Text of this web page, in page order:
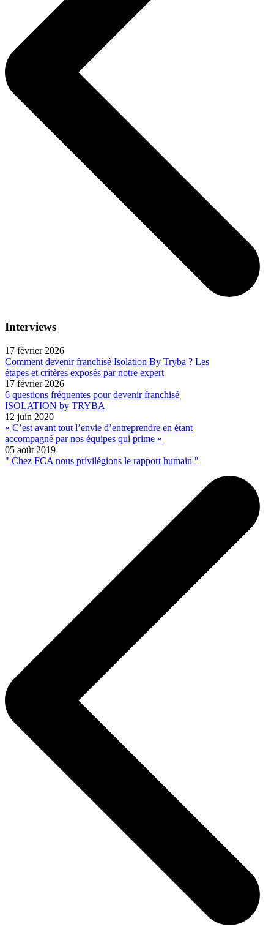
Interviews
17 février 2026
Comment devenir franchisé Isolation By Tryba ? Les
étapes et critères exposés par notre expert
17 février 2026
6 questions fréquentes pour devenir franchisé
ISOLATION by TRYBA
12 juin 2020
« C’est avant tout l’envie d’entreprendre en étant
accompagné par nos équipes qui prime »
05 août 2019
" Chez FCA nous privilégions le rapport humain "